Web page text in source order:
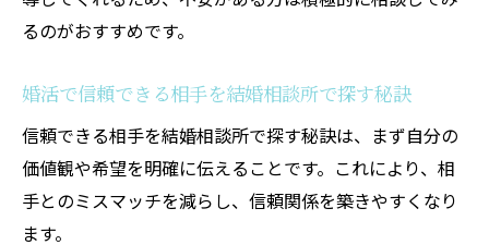
るのがおすすめです。
婚活で信頼できる相手を結婚相談所で探す秘訣
信頼できる相手を結婚相談所で探す秘訣は、まず自分の
価値観や希望を明確に伝えることです。これにより、相
手とのミスマッチを減らし、信頼関係を築きやすくなり
ます。